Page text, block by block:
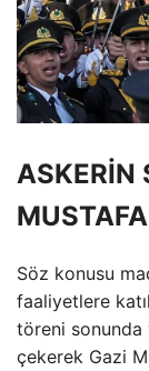
ASKERİN
Söz konusu
faaliyetlere
töreni sonunda
çekerek Gazi